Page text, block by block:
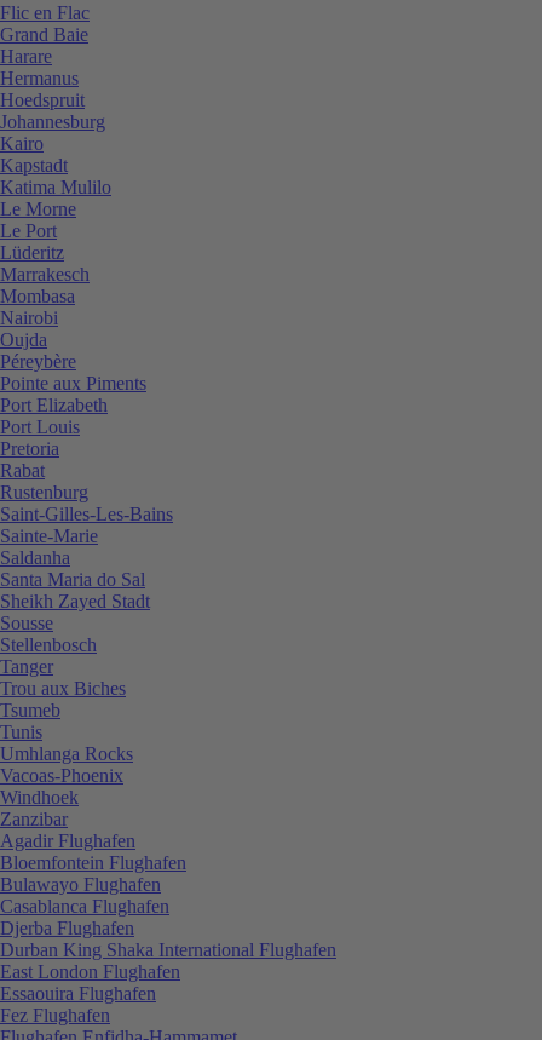
Flic en Flac
Grand Baie
Harare
Hermanus
Hoedspruit
Johannesburg
Kairo
Kapstadt
Katima Mulilo
Le Morne
Le Port
Lüderitz
Marrakesch
Mombasa
Nairobi
Oujda
Péreybère
Pointe aux Piments
Port Elizabeth
Port Louis
Pretoria
Rabat
Rustenburg
Saint-Gilles-Les-Bains
Sainte-Marie
Saldanha
Santa Maria do Sal
Sheikh Zayed Stadt
Sousse
Stellenbosch
Tanger
Trou aux Biches
Tsumeb
Tunis
Umhlanga Rocks
Vacoas-Phoenix
Windhoek
Zanzibar
Agadir Flughafen
Bloemfontein Flughafen
Bulawayo Flughafen
Casablanca Flughafen
Djerba Flughafen
Durban King Shaka International Flughafen
East London Flughafen
Essaouira Flughafen
Fez Flughafen